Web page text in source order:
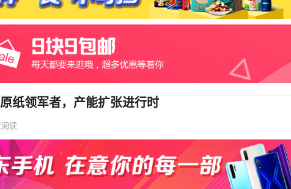
纸领军者，产能扩张进行时
阅读